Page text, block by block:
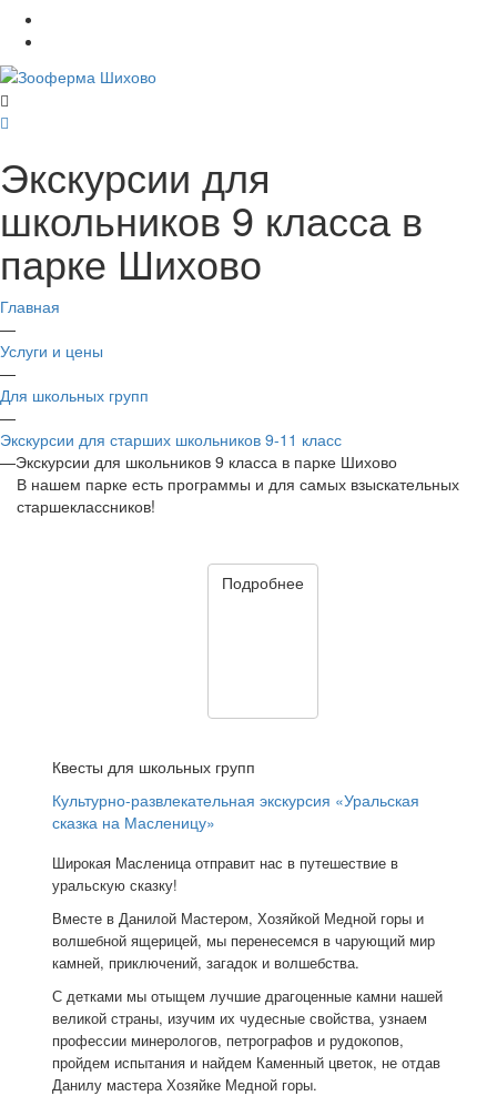
Экскурсии для
школьников 9 класса в
парке Шихово
Главная
—
Услуги и цены
—
Для школьных групп
—
Экскурсии для старших школьников 9-11 класс
—Экскурсии для школьников 9 класса в парке Шихово
В нашем парке есть программы и для самых взыскательных
старшеклассников!
Подробнее
Квесты для школьных групп
Культурно-развлекательная экскурсия «Уральская
сказка на Масленицу»
Широкая Масленица отправит нас в путешествие в
уральскую сказку!
Вместе в Данилой Мастером, Хозяйкой Медной горы и
волшебной ящерицей, мы перенесемся в чарующий мир
камней, приключений, загадок и волшебства.
С детками мы отыщем лучшие драгоценные камни нашей
великой страны, изучим их чудесные свойства, узнаем
профессии минерологов, петрографов и рудокопов,
пройдем испытания и найдем Каменный цветок, не отдав
Данилу мастера Хозяйке Медной горы.